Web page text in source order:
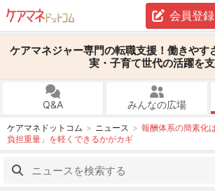
会員登録
ケアマネジャー専門の転職支援！働きやす
実・子育て世代の活躍を
Q&A みんなの広場
ケアマネドットコム ニュース
報酬体系の簡素化
負担重量」を軽くできるかがカギ